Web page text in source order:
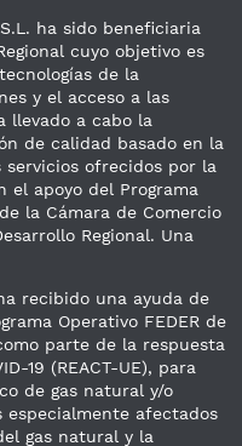
S.L. ha sido beneficiaria
cuyo objetivo es
de la
y el acceso a las
llevado a cabo la
de calidad basado en la
servicios ofrecidos por la
el apoyo del Programa
de la Cámara de Comercio
Regional. Una
recibido una ayuda de
Operativo FEDER de
parte de la respuesta
19 (REACT-UE), para
de gas natural y/o
afectados
gas natural y la